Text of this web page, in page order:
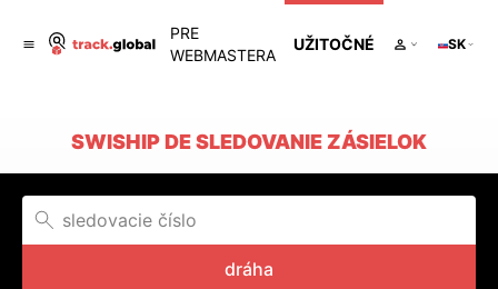
PRE
WEBMASTERA
UŽITOČNÉ SK
SWISHIP DE SLEDOVANIE ZÁSIELOK
dráha